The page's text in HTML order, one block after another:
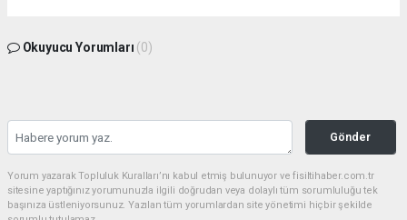
Okuyucu Yorumları (0)
Gönder
Yorum yazarak Topluluk Kuralları’nı kabul etmiş bulunuyor ve fisiltihaber.com.tr
sitesine yaptığınız yorumunuzla ilgili doğrudan veya dolaylı tüm sorumluluğu tek
başınıza üstleniyorsunuz. Yazılan tüm yorumlardan site yönetimi hiçbir şekilde